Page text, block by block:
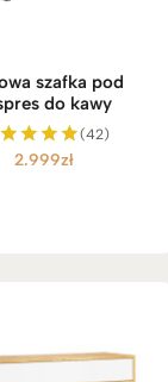
szafka pod
do kawy
(42)
2.999zł